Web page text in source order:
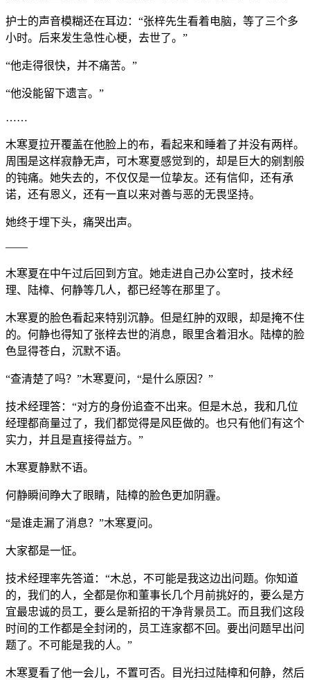
护士的声音模糊还在耳边：“张梓先生看着电脑，等了三个多
小时。后来发生急性心梗，去世了。”
“他走得很快，并不痛苦。”
“他没能留下遗言。”
……
木寒夏拉开覆盖在他脸上的布，看起来和睡着了并没有两样。
周围是这样寂静无声，可木寒夏感觉到的，却是巨大的剜割般
的钝痛。她失去的，不仅仅是一位挚友。还有信仰，还有承
诺，还有恩义，还有一直以来对善与恶的无畏坚持。
她终于埋下头，痛哭出声。
——
木寒夏在中午过后回到方宜。她走进自己办公室时，技术经
理、陆樟、何静等几人，都已经等在那里了。
木寒夏的脸色看起来特别沉静。但是红肿的双眼，却是掩不住
的。何静也得知了张梓去世的消息，眼里含着泪水。陆樟的脸
色显得苍白，沉默不语。
“查清楚了吗？”木寒夏问，“是什么原因？”
技术经理答：“对方的身份追查不出来。但是木总，我和几位
经理都商量过了，我们都觉得是风臣做的。也只有他们有这个
实力，并且是直接得益方。”
木寒夏静默不语。
何静瞬间睁大了眼睛，陆樟的脸色更加阴霾。
“是谁走漏了消息？”木寒夏问。
大家都是一怔。
技术经理率先答道：“木总，不可能是我这边出问题。你知道
的，我们的人，全都是你和董事长几个月前挑好的，要么是方
宜最忠诚的员工，要么是新招的干净背景员工。而且我们这段
时间的工作都是全封闭的，员工连家都不回。要出问题早出问
题了。不可能是我的人。”
木寒夏看了他一会儿，不置可否。目光扫过陆樟和何静，然后